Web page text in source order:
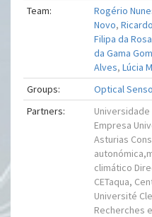
Team:
Rogério
Novo,
Filipa da
da Gama
Alves,Lúcia
Groups:
Optical
Partners:
Universidade
Empresa
Asturias
climático
CETaqua,
Université
Recherches